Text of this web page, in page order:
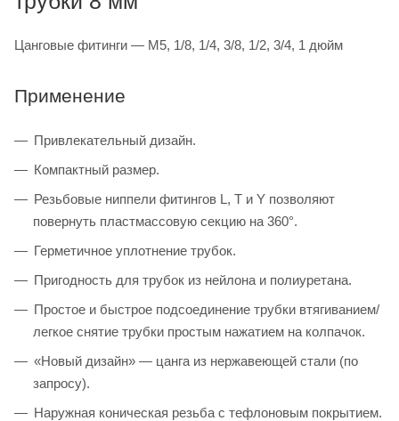
Цанговые фитинги — M5, 1/8, 1/4, 3/8, 1/2, 3/4, 1 дюйм
Применение
Привлекательный дизайн.
Компактный размер.
Резьбовые ниппели фитингов L, T и Y позволяют
повернуть пластмассовую секцию на 360°.
Герметичное уплотнение трубок.
Пригодность для трубок из нейлона и полиуретана.
Простое и быстрое подсоединение трубки втягиванием/
легкое снятие трубки простым нажатием на колпачок.
«Новый дизайн» — цанга из нержавеющей стали (по
запросу).
Наружная коническая резьба с тефлоновым покрытием.